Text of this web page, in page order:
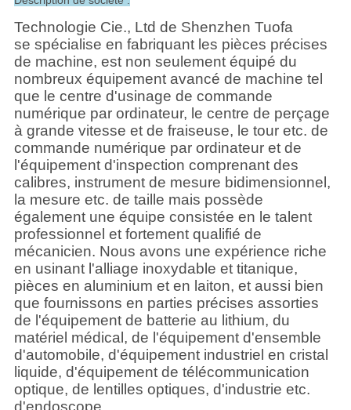
Technologie Cie., Ltd de Shenzhen Tuofa
se spécialise en fabriquant les pièces précises
de machine, est non seulement équipé du
nombreux équipement avancé de machine tel
que le centre d'usinage de commande
numérique par ordinateur, le centre de perçage
à grande vitesse et de fraiseuse, le tour etc. de
commande numérique par ordinateur et de
l'équipement d'inspection comprenant des
calibres, instrument de mesure bidimensionnel,
la mesure etc. de taille mais possède
également une équipe consistée en le talent
professionnel et fortement qualifié de
mécanicien. Nous avons une expérience riche
en usinant l'alliage inoxydable et titanique,
pièces en aluminium et en laiton, et aussi bien
que fournissons en parties précises assorties
de l'équipement de batterie au lithium, du
matériel médical, de l'équipement d'ensemble
d'automobile, d'équipement industriel en cristal
liquide, d'équipement de télécommunication
optique, de lentilles optiques, d'industrie etc.
d'endoscope.